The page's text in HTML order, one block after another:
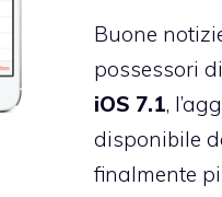
Buone
possessori di
iOS 7.1,
disponibile
finalmente